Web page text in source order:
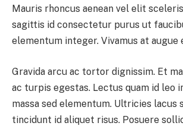
Mauris rhoncus aenean vel elit
sagittis id consectetur purus ut
elementum integer. Vivamus at augue
Gravida arcu ac tortor dignissim. Et
ac turpis egestas. Lectus quam id leo
massa sed elementum. Ultricies lacus
tincidunt id aliquet risus. Posuere